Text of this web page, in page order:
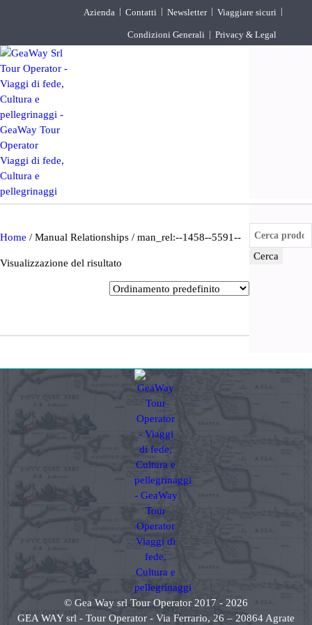
Azienda Contatti Newsletter Viaggiare sicuri
Condizioni Generali Privacy & Legal
Home / Manual Relationships / man_rel:--1458--5591--
Visualizzazione del risultato
Cerca:
Cerca
© Gea Way srl Tour Operator 2017 - 2026
GEA WAY srl - Tour Operator - Via Ferrario, 26 – 20864 Agrate